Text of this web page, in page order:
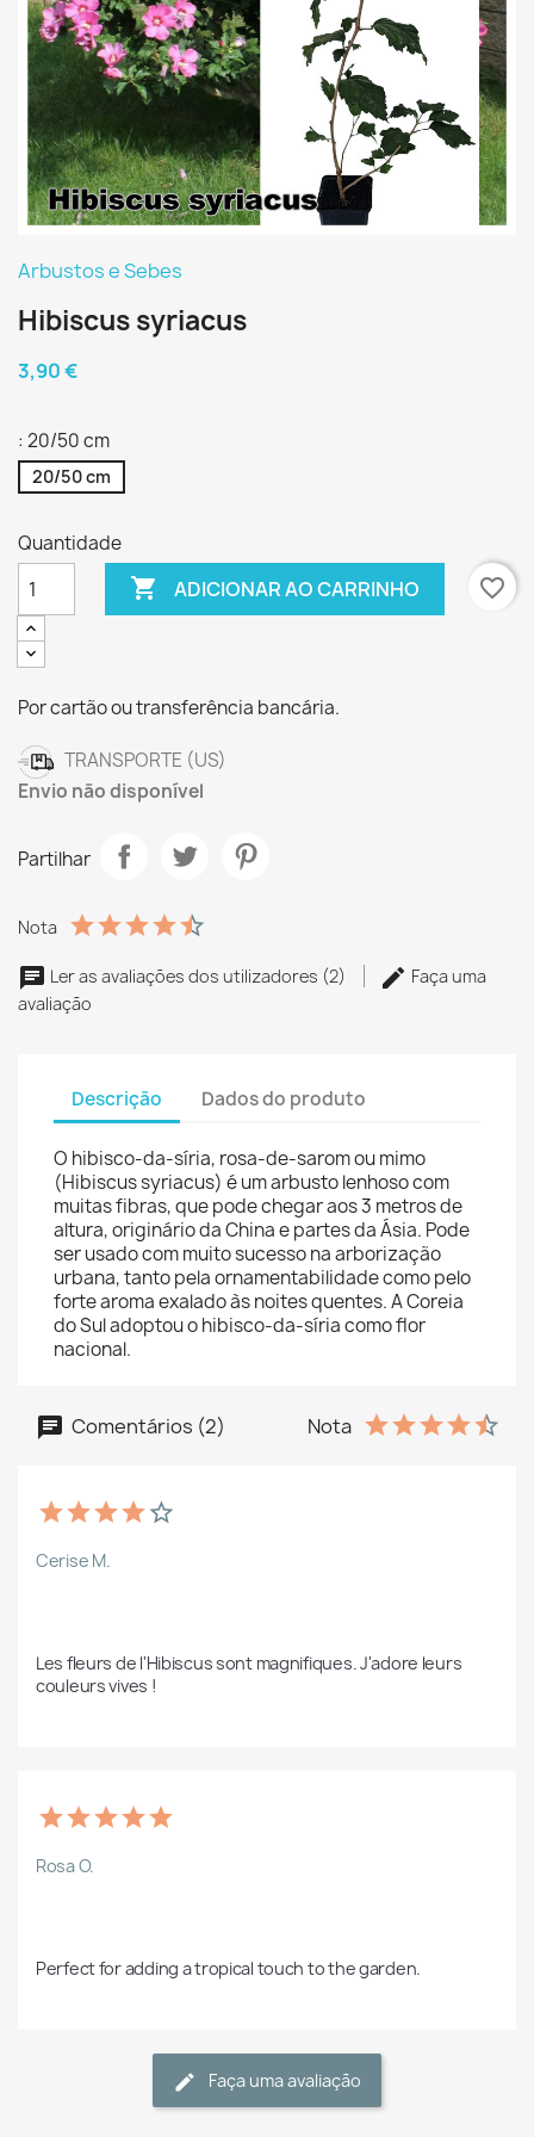
Arbustos e Sebes
Hibiscus syriacus
3,90 €
: 20/50 cm
20/50 cm
Quantidade
 ADICIONAR AO CARRINHO favorite_border
Por cartão ou transferência bancária.
TRANSPORTE (US)
Envio não disponível
Partilhar
Nota
Ler as avaliações dos utilizadores (2)
Faça uma
avaliação
Descrição Dados do produto
O hibisco-da-síria, rosa-de-sarom ou mimo
(Hibiscus syriacus) é um arbusto lenhoso com
muitas fibras, que pode chegar aos 3 metros de
altura, originário da China e partes da Ásia. Pode
ser usado com muito sucesso na arborização
urbana, tanto pela ornamentabilidade como pelo
forte aroma exalado às noites quentes. A Coreia
do Sul adoptou o hibisco-da-síria como flor
nacional.
Comentários (2) Nota
Cerise M.
Les fleurs de l'Hibiscus sont magnifiques. J'adore leurs
couleurs vives !
Rosa O.
Perfect for adding a tropical touch to the garden.
Faça uma avaliação